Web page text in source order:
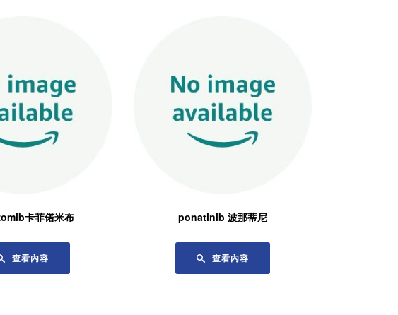
卡菲偌米布
查看內容
ponatinib 波那蒂尼
查看內容